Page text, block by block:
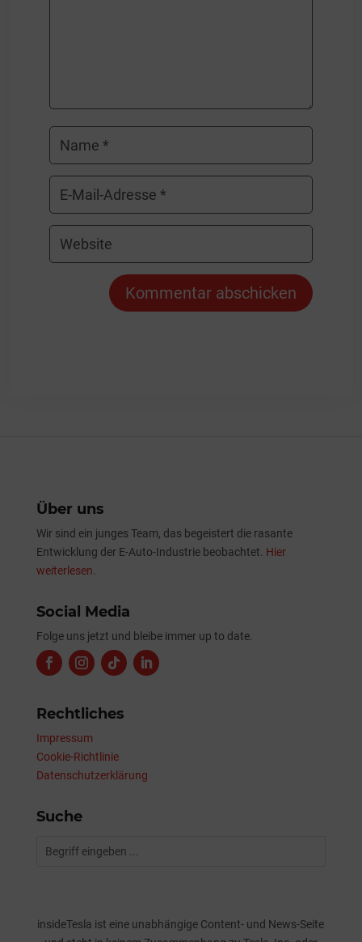
Kommentar abschicken
Über uns
Wir sind ein junges Team, das begeistert die rasante
Entwicklung der E-Auto-Industrie beobachtet. Hier
weiterlesen.
Social Media
Folge uns jetzt und bleibe immer up to date.
Rechtliches
Impressum
Cookie-Richtlinie
Datenschutzerklärung
Suche
insideTesla ist eine unabhängige Content- und News-Seite